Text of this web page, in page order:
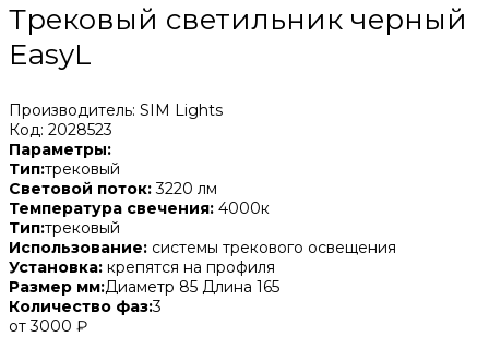
Трековый светильник черный
EasyL
Производитель: SIM Lights
Код: 2028523
Параметры:
Тип:трековый
Световой поток:3220 лм
Температура свечения: 4000к
Тип:трековый
Использование: системы трекового освещения
Установка: крепятся на профиля
Размер мм:Диаметр 85 Длина 165
Количество фаз:3
от 3000 ₽